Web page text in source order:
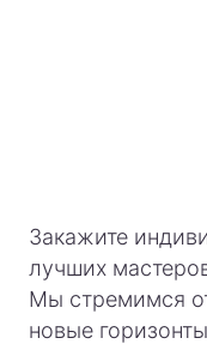
Закажите
лучших
Мы стремимся
новые